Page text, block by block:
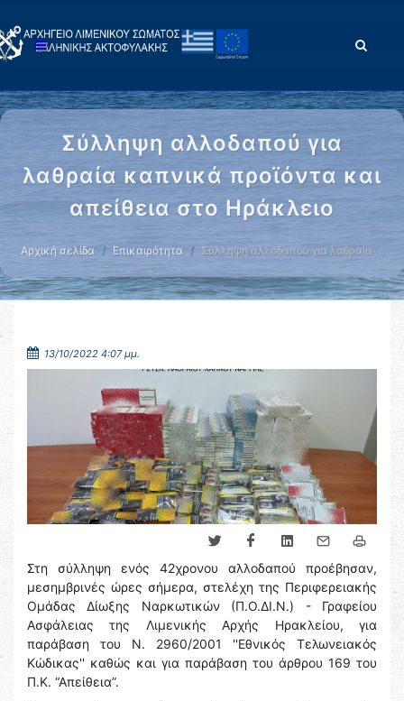
Σύλληψη αλλοδαπού για
λαθραία καπνικά προϊόντα και
απείθεια στο Ηράκλειο
Αρχική σελίδα Επικαιρότητα Σύλληψη αλλοδαπού για λαθραία …
13/10/2022 4:07 μμ.
Στη σύλληψη ενός 42χρονου αλλοδαπού προέβησαν,
μεσημβρινές ώρες σήμερα, στελέχη της Περιφερειακής
Ομάδας Δίωξης Ναρκωτικών (Π.Ο.ΔΙ.Ν.) - Γραφείου
Ασφάλειας της Λιμενικής Αρχής Ηρακλείου, για
παράβαση του Ν. 2960/2001 ''Εθνικός Τελωνειακός
Κώδικας'' καθώς και για παράβαση του άρθρου 169 του
Π.Κ. “Απείθεια”.